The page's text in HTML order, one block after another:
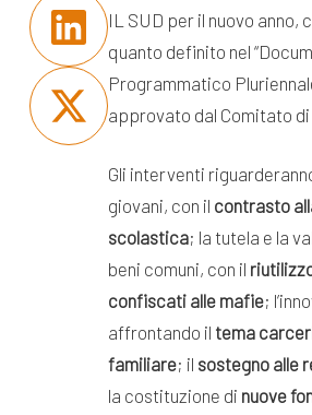
IL SUD per il nuovo anno,
quanto definito nel
Programmatico
approvato dal Comitato di
Gli interventi
giovani, con il contrasto
scolastica; la tutela e la
beni comuni, con il
confiscati alle mafie;
affrontando il tema
familiare; il sostegno alle
la costituzione di nuove
News
Appuntamenti
Seguici sui social: